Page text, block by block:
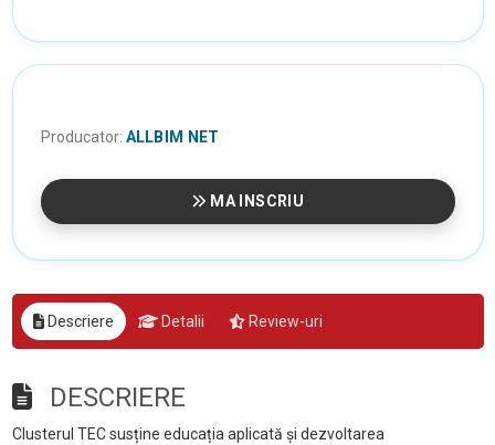
Producator: ALLBIM NET
MA INSCRIU
Descriere Detalii Review-uri
DESCRIERE
Clusterul TEC susține educația aplicată și dezvoltarea